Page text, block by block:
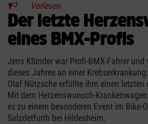
Vorlesen
Der letzte
eines BMX-Profis
Jens Klünder war Profi-BMX-Fahrer
dieses Jahres an einer
Olaf Nützsche erfüllte ihm einen letzten
Mit dem Herzenswunsch-
es zu einem besonderen Event im Bike-
Salzdetfurth bei Hildesheim.